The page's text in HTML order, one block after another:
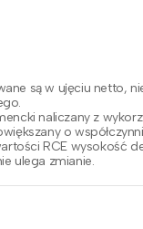
są w ujęciu netto,
naliczany z
o
RCE wysokość
ulega zmianie.